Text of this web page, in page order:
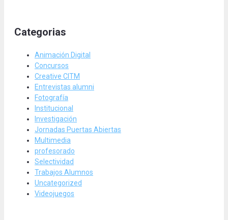
Categorias
Animación Digital
Concursos
Creative CITM
Entrevistas alumni
Fotografía
Institucional
Investigación
Jornadas Puertas Abiertas
Multimedia
profesorado
Selectividad
Trabajos Alumnos
Uncategorized
Videojuegos